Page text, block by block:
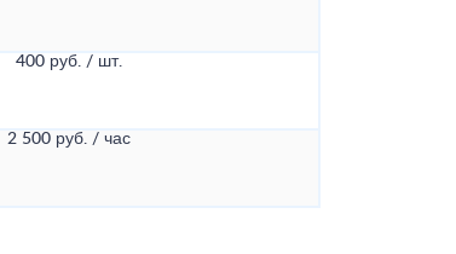
400 руб. / шт.
2 500 руб. / час